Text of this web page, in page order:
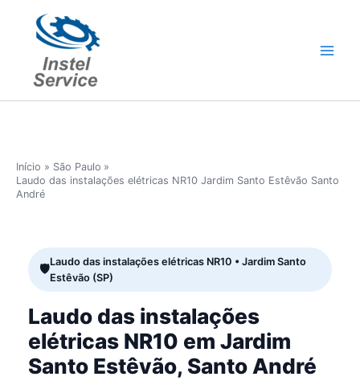
conteúdo
Início
São Paulo
Laudo das instalações elétricas NR10 Jardim Santo Estêvão Santo
André
Laudo das instalações elétricas NR10 • Jardim Santo
Estêvão (SP)
Laudo das instalações
elétricas NR10 em Jardim
Santo Estêvão, Santo André